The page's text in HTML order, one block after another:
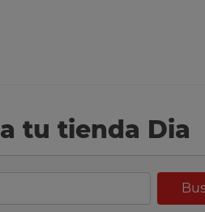
tu tienda Dia